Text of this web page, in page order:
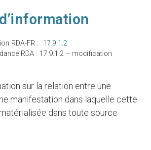
RDA-FR : 17.9.1.2
manifestation dans laquelle cette
dans toute source